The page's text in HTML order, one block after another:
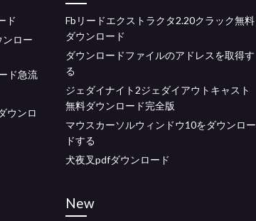
ド
ロー
ド急流
ウンロ
Fbリードエクストラクタ2.20クラック無料
ダウンロード
ダウンロードファイルのアドレスを取得す
る
ジェダイナイト2ジェダイアウトキャスト
無料ダウンロード完全版
マウスカーソルウィンドウ10をダウンロー
ドする
犬夜叉pdfダウンロード
New